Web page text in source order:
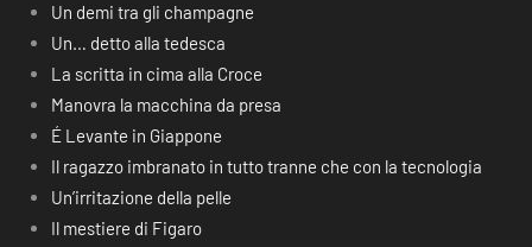
Un demi tra gli champagne
Un… detto alla tedesca
La scritta in cima alla Croce
Manovra la macchina da presa
É Levante in Giappone
Il ragazzo imbranato in tutto tranne che con la tecnologia
Un’irritazione della pelle
Il mestiere di Figaro